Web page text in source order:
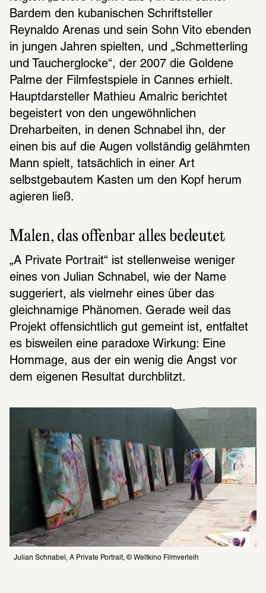
Bardem den kubanischen Schriftsteller
Reynaldo Arenas und sein Sohn Vito ebenden
in jungen Jahren spielten, und „Schmetterling
und Taucherglocke“, der 2007 die Goldene
Palme der Filmfestspiele in Cannes erhielt.
Hauptdarsteller Mathieu Amalric berichtet
begeistert von den ungewöhnlichen
Dreharbeiten, in denen Schnabel ihn, der
einen bis auf die Augen vollständig gelähmten
Mann spielt, tatsächlich in einer Art
selbstgebautem Kasten um den Kopf herum
agieren ließ.
Malen, das offenbar alles bedeutet
„A Private Portrait“ ist stellenweise weniger
eines von Julian Schnabel, wie der Name
suggeriert, als vielmehr eines über das
gleichnamige Phänomen. Gerade weil das
Projekt offensichtlich gut gemeint ist, entfaltet
es bisweilen eine paradoxe Wirkung: Eine
Hommage, aus der ein wenig die Angst vor
dem eigenen Resultat durchblitzt.
Julian Schnabel, A Private Portrait, © Weltkino Filmverleih